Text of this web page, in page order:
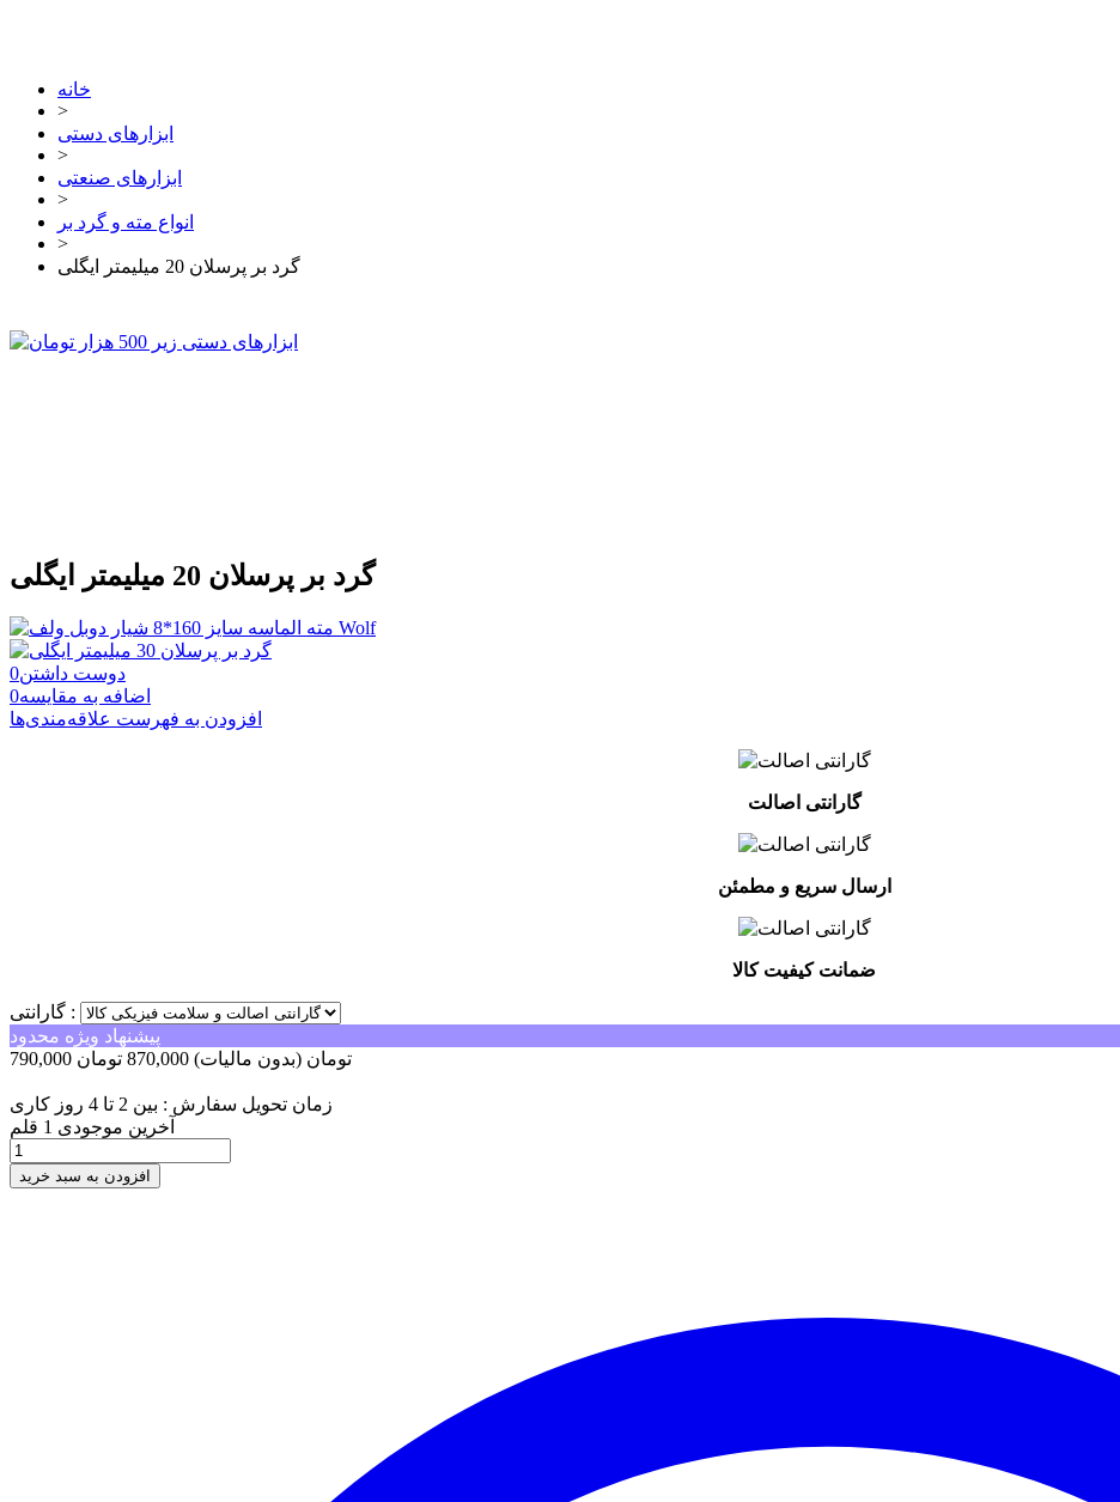
خانه
>
ابزارهای دستی
>
ابزارهای صنعتی
>
انواع مته و گرد بر
>
گرد بر پرسلان 20 میلیمتر ایگلی
گرد بر پرسلان 20 میلیمتر ایگلی
دوست داشتن0
اضافه به مقایسه0
افزودن به فهرست علاقه‌مندی‌ها
گارانتی اصالت
ارسال سریع و مطمئن
ضمانت کیفیت کالا
گارانتی :
پیشنهاد ویژه محدود
790,000 تومان (بدون مالیات) 870,000 تومان
زمان تحویل سفارش : بین 2 تا 4 روز کاری
آخرین موجودی 1 قلم
افزودن به سبد خرید